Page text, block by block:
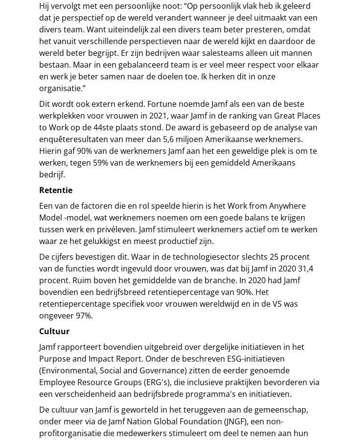
Hij vervolgt met een persoonlijke noot: “Op persoonlijk vlak heb ik geleerd
dat je perspectief op de wereld verandert wanneer je deel uitmaakt van een
divers team. Want uiteindelijk zal een divers team beter presteren, omdat
het vanuit verschillende perspectieven naar de wereld kijkt en daardoor de
wereld beter begrijpt. Er zijn bedrijven waar salesteams alleen uit mannen
bestaan. Maar in een gebalanceerd team is er veel meer respect voor elkaar
en werk je beter samen naar de doelen toe. Ik herken dit in onze
organisatie.”
Dit wordt ook extern erkend. Fortune noemde Jamf als een van de beste
werkplekken voor vrouwen in 2021, waar Jamf in de ranking van Great Places
to Work op de 44ste plaats stond. De award is gebaseerd op de analyse van
enquêteresultaten van meer dan 5,6 miljoen Amerikaanse werknemers.
Hierin gaf 90% van de werknemers Jamf aan het een geweldige plek is om te
werken, tegen 59% van de werknemers bij een gemiddeld Amerikaans
bedrijf.
Retentie
Een van de factoren die en rol speelde hierin is het Work from Anywhere
Model -model, wat werknemers noemen om een goede balans te krijgen
tussen werk en privéleven. Jamf stimuleert werknemers actief om te werken
waar ze het gelukkigst en meest productief zijn.
De cijfers bevestigen dit. Waar in de technologiesector slechts 25 procent
van de functies wordt ingevuld door vrouwen, was dat bij Jamf in 2020 31,4
procent. Ruim boven het gemiddelde van de branche. In 2020 had Jamf
bovendien een bedrijfsbreed retentiepercentage van 90%. Het
retentiepercentage specifiek voor vrouwen wereldwijd en in de VS was
ongeveer 97%.
Cultuur
Jamf rapporteert bovendien uitgebreid over dergelijke initiatieven in het
Purpose and Impact Report. Onder de beschreven ESG-initiatieven
(Environmental, Social and Governance) zitten de eerder genoemde
Employee Resource Groups (ERG's), die inclusieve praktijken bevorderen via
een verscheidenheid aan bedrijfsbrede programma's en initiatieven.
De cultuur van Jamf is geworteld in het teruggeven aan de gemeenschap,
onder meer via de Jamf Nation Global Foundation (JNGF), een non-
profitorganisatie die medewerkers stimuleert om deel te nemen aan hun